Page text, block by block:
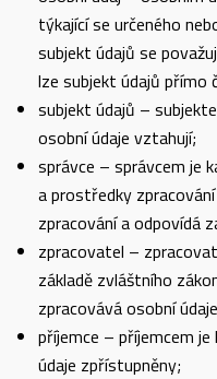
týkající se určeného
subjekt údajů se
lze subjekt údajů
subjekt údajů –
osobní údaje vztahují;
správce – správcem je
a prostředky
zpracování a odpovídá
zpracovatel –
základě zvláštního
zpracovává osobní
příjemce – příjemcem
údaje zpřístupněny;